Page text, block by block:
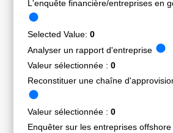
L'enquête financière/entreprises en
Selected Value: 0
Analyser un rapport d'entreprise
Valeur sélectionnée : 0
Reconstituer une chaîne
Valeur sélectionnée : 0
Enquêter sur les entreprises offshore